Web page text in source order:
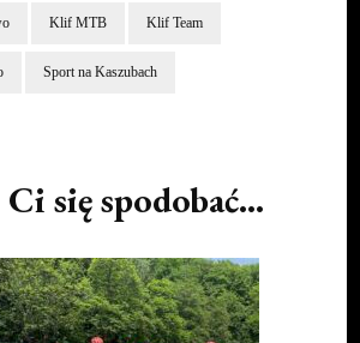
Klif MTB Klif Team
Sport na Kaszubach
się spodobać...